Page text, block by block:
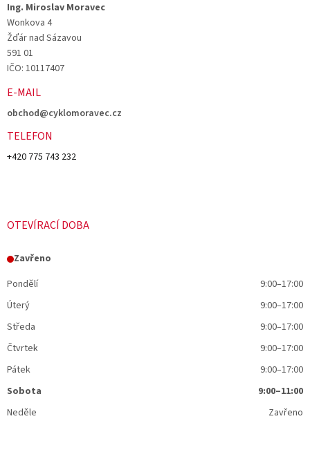
Ing. Miroslav Moravec
Wonkova 4
Žďár nad Sázavou
591 01
IČO: 10117407
E-MAIL
obchod@cyklomoravec.cz
TELEFON
+420 775 743 232
OTEVÍRACÍ DOBA
Zavřeno
Pondělí
9:00–17:00
Úterý
9:00–17:00
Středa
9:00–17:00
Čtvrtek
9:00–17:00
Pátek
9:00–17:00
Sobota
9:00–11:00
Neděle
Zavřeno